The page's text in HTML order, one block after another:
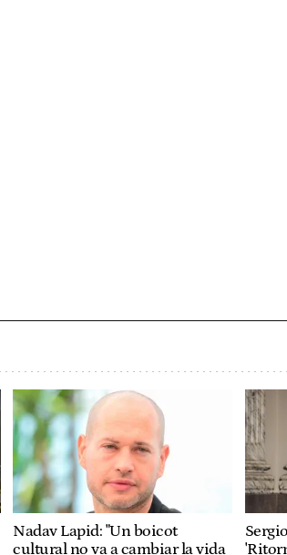
Nadav Lapid: "Un boicot
cultural no va a cambiar la vida